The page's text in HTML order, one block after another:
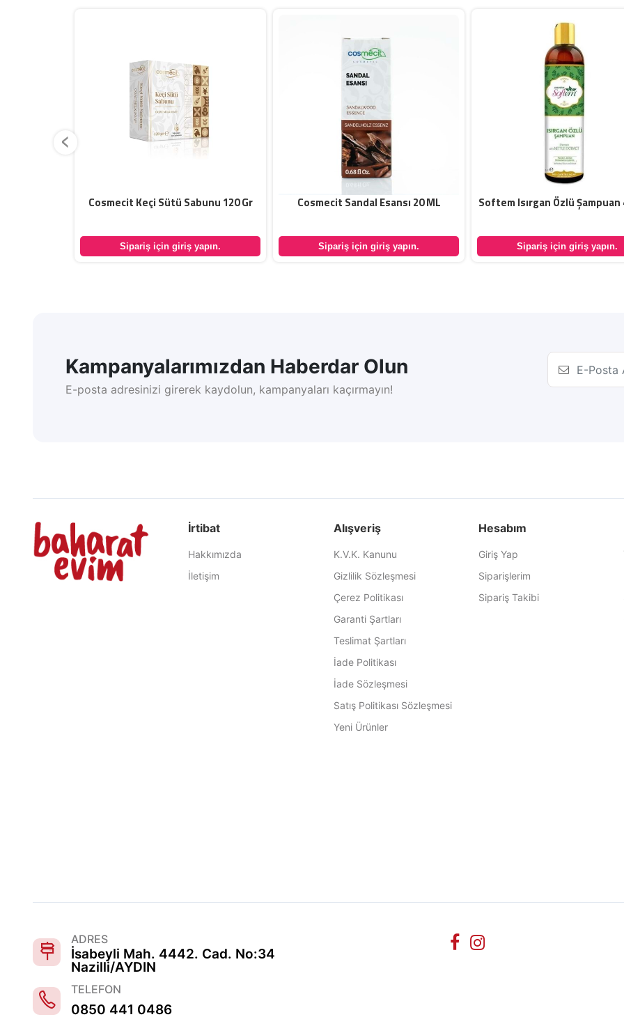
Cosmecit Keçi Sütü Sabunu 120 Gr
Sipariş için giriş yapın.
Cosmecit Sandal Esansı 20 ML
Sipariş için giriş yapın.
Softem Isırgan Özlü Şampuan
Sipariş için giriş yapın.
‹
Kampanyalarımızdan Haberdar Olun
E-posta adresinizi girerek kaydolun, kampanyaları kaçırmayın!
İrtibat
Hakkımızda
İletişim
Alışveriş
K.V.K. Kanunu
Gizlilik Sözleşmesi
Çerez Politikası
Garanti Şartları
Teslimat Şartları
İade Politikası
İade Sözleşmesi
Satış Politikası Sözleşmesi
Yeni Ürünler
Hesabım
Giriş Yap
Siparişlerim
Sipariş Takibi
ADRES
İsabeyli Mah. 4442. Cad. No:34
Nazilli/AYDIN
TELEFON
0850 441 0486